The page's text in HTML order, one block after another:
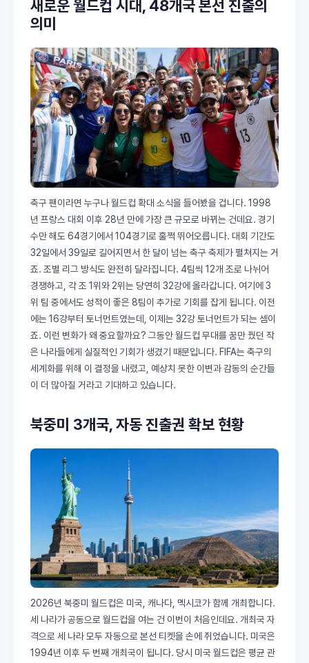
새로운 월드컵 시대, 48개국 본선 진출의
의미
축구 팬이라면 누구나 월드컵 확대 소식을 들어봤을 겁니다. 1998
년 프랑스 대회 이후 28년 만에 가장 큰 규모로 바뀌는 건데요. 경기
수만 해도 64경기에서 104경기로 훌쩍 뛰어오릅니다. 대회 기간도
32일에서 39일로 길어지면서 한 달이 넘는 축구 축제가 펼쳐지는 거
죠. 조별 리그 방식도 완전히 달라집니다. 4팀씩 12개 조로 나뉘어
경쟁하고, 각 조 1위와 2위는 당연히 32강에 올라갑니다. 여기에 3
위 팀 중에서도 성적이 좋은 8팀이 추가로 기회를 잡게 됩니다. 이전
에는 16강부터 토너먼트였는데, 이제는 32강 토너먼트가 되는 셈이
죠. 이런 변화가 왜 중요할까요? 그동안 월드컵 무대를 꿈만 꿨던 작
은 나라들에게 실질적인 기회가 생겼기 때문입니다. FIFA는 축구의
세계화를 위해 이 결정을 내렸고, 예상치 못한 이변과 감동의 순간들
이 더 많아질 거라고 기대하고 있습니다.
북중미 3개국, 자동 진출권 확보 현황
2026년 북중미 월드컵은 미국, 캐나다, 멕시코가 함께 개최합니다.
세 나라가 공동으로 월드컵을 여는 건 이번이 처음인데요. 개최국 자
격으로 세 나라 모두 자동으로 본선 티켓을 손에 쥐었습니다. 미국은
1994년 이후 두 번째 개최국이 됩니다. 당시 미국 월드컵은 평균 관